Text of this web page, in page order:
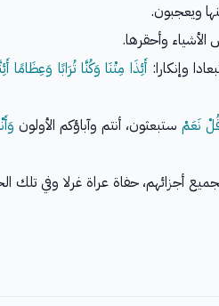
ويعجبون.
الأشياء وأحقرها.
وإنكارا: أَئِذَا مِتْنَا وَكُنَّا تُرَابًا وَعِظَامًا
نَعَمْستبعثون، أنتم وآباؤكم الأولون
أجزائهم، حفاة عراة غرلا وفي تلك